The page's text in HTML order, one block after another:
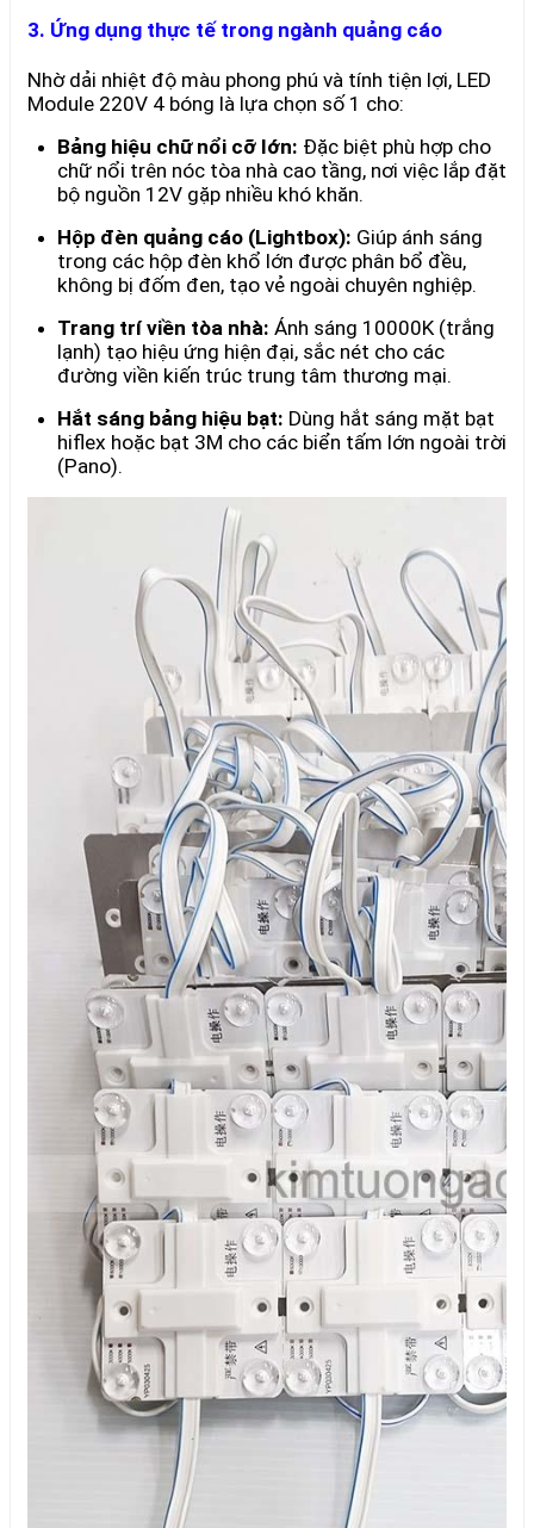
3. Ứng dụng thực tế trong ngành quảng cáo
Nhờ dải nhiệt độ màu phong phú và tính tiện lợi, LED
Module 220V 4 bóng là lựa chọn số 1 cho:
Bảng hiệu chữ nổi cỡ lớn: Đặc biệt phù hợp cho
chữ nổi trên nóc tòa nhà cao tầng, nơi việc lắp đặt
bộ nguồn 12V gặp nhiều khó khăn.
Hộp đèn quảng cáo (Lightbox): Giúp ánh sáng
trong các hộp đèn khổ lớn được phân bổ đều,
không bị đốm đen, tạo vẻ ngoài chuyên nghiệp.
Trang trí viền tòa nhà: Ánh sáng 10000K (trắng
lạnh) tạo hiệu ứng hiện đại, sắc nét cho các
đường viền kiến trúc trung tâm thương mại.
Hắt sáng bảng hiệu bạt: Dùng hắt sáng mặt bạt
hiflex hoặc bạt 3M cho các biển tấm lớn ngoài trời
(Pano).